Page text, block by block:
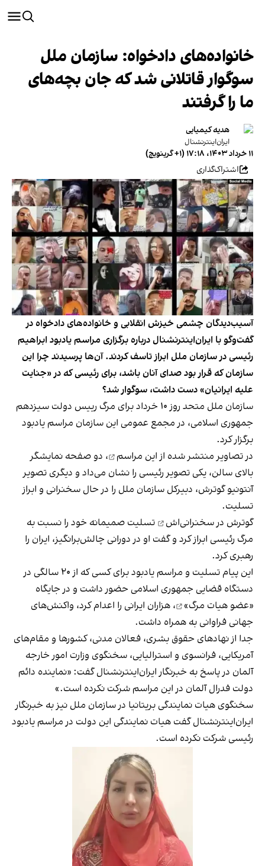
خانواده‌های دادخواه: سازمان ملل
سوگوار قاتلانی شد که جان بچه‌‌های
ما را گرفتند
هدیه کیمیایی
ایران‌اینترنشنال
۱۱ خرداد ۱۴۰۳، ۱۷:۱۸ (‎+۱ گرینویچ)
اشتراک‌گذاری
آسیب‌دیدگان چشمی خیزش انقلابی و خانواده‌های دادخواه در
گفت‌وگو با ایران‌اینترنشنال درباره برگزاری مراسم یادبود ابراهیم
رئیسی در سازمان ملل ابراز تاسف کردند. آن‌ها پرسیدند چرا این
سازمان که قرار بود صدای آنان باشد، برای رئیسی که در «جنایت
علیه ایرانیان» دست داشت، سوگوار شد؟
سازمان ملل متحد روز ۱۰ خرداد برای مرگ رییس دولت سیزدهم
جمهوری اسلامی، در مجمع عمومی این سازمان مراسم یادبود
برگزار کرد.
در تصاویر منتشر شده از این مراسم
، دو صفحه نمایشگر
بالای سالن، یکی تصویر رئیسی را نشان می‌داد و دیگری تصویر
آنتونیو گوترش، دبیر‌کل سازمان ملل را در حال سخنرانی و ابراز
تسلیت.
گوترش در سخنرانی‌‌اش
تسلیت صمیمانه خود را نسبت به
مرگ رئیسی ابراز کرد و گفت او در دورانی چالش‌برانگیز، ایران را
رهبری کرد.
این پیام تسلیت و مراسم یادبود برای کسی که از ۲۰ سالگی در
دستگاه قضایی جمهوری اسلامی حضور داشت و در جایگاه
«عضو هیات مرگ»
، هزاران ایرانی را اعدام کرد، واکنش‌های
جهانی فراوانی به همراه داشت.
جدا از نهادهای حقوق بشری، فعالان مدنی، کشورها و مقام‌های
آمریکایی، فرانسوی و استرالیایی، سخنگوی وزارت امور خارجه
آلمان در پاسخ به خبرنگار ایران‌اینترنشنال گفت: «نماینده دائم
دولت فدرال آلمان در این مراسم شرکت نکرده است.»
سخنگوی هیات نمایندگی بریتانیا در سازمان ملل نیز به خبرنگار
ایران‌اینترنشنال گفت هیات نمایندگی این دولت در مراسم یادبود
رئیسی شرکت نکرده است.